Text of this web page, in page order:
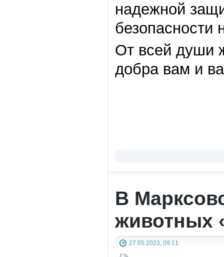
надежной
безопасности
От всей души
добра вам и
В
животных
27.05.2023, 09:11